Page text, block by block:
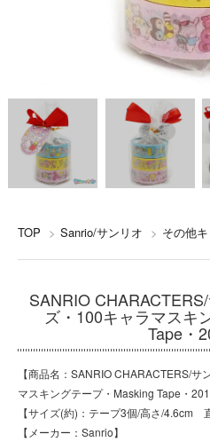
TOP > Sanrio/サンリオ > その他
SANRIO
ズ・100キャラマスキ
Tape・
【商品名：SANRIO CHARACTERS/
マスキングテープ・Masking Tape・
【サイズ(約)：テープ3個/高さ/4.6cm
【メーカー：Sanrio】